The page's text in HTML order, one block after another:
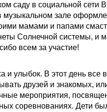
саду в социальной сети
зале
мамами и папами
Солнечной системы, и
всем за участие!
и улыбок. В этот день
друзей и знакомых,
мероприятия,
соревнованиях. Дети